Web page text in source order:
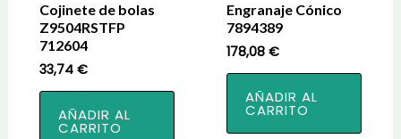
Cojinete de bolas
Z9504RSTFP
712604
33,74 €
AÑADIR AL
CARRITO
Engranaje Cónico
7894389
178,08€
AÑADIR AL
CARRITO